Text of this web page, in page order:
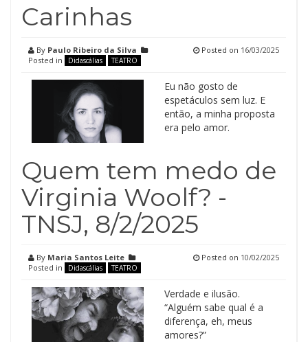
Carinhas
By Paulo Ribeiro da Silva
Posted in
Didascálias TEATRO
Posted on 16/03/2025
Eu não gosto de
espetáculos sem luz. E
então, a minha proposta
era pelo amor.
Quem tem medo de
Virginia Woolf? -
TNSJ, 8/2/2025
By Maria Santos Leite
Posted in
Didascálias TEATRO
Posted on 10/02/2025
Verdade e ilusão.
“Alguém sabe qual é a
diferença, eh, meus
amores?”